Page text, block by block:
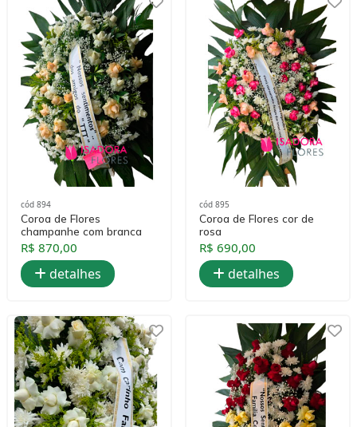
cód 894
Coroa de Flores
champanhe com branca
R$ 870,00
detalhes
cód 895
Coroa de Flores cor de
rosa
R$ 690,00
detalhes